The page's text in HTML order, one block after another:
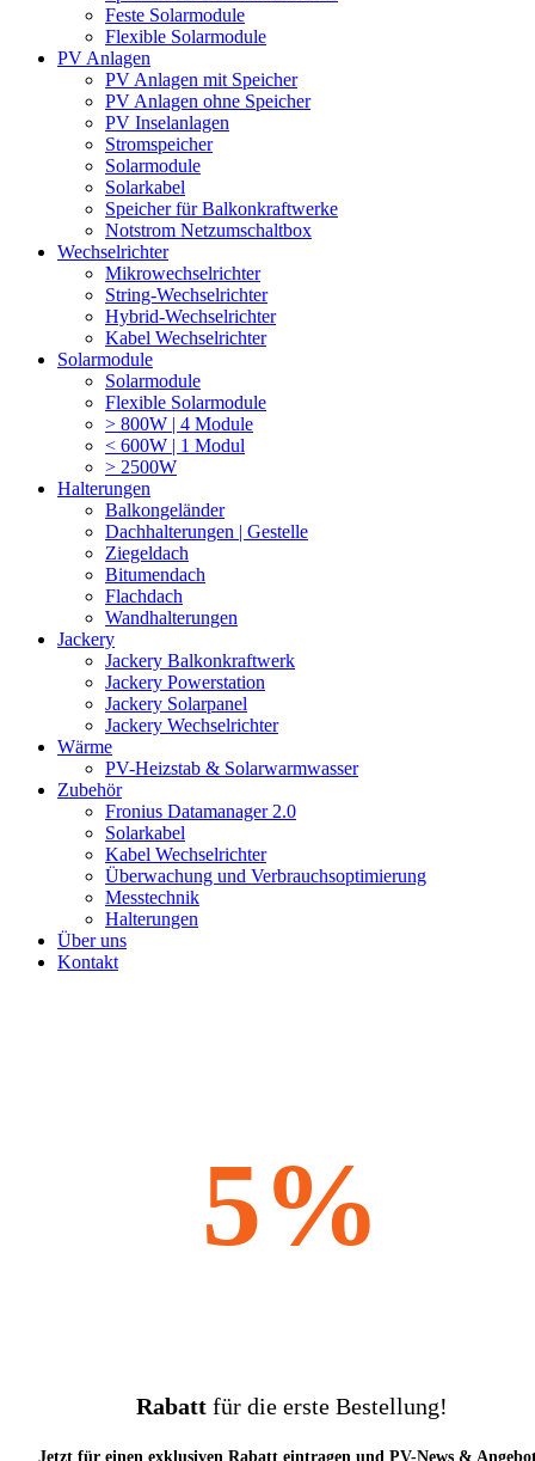
Feste Solarmodule
Flexible Solarmodule
PV Anlagen
PV Anlagen mit Speicher
PV Anlagen ohne Speicher
PV Inselanlagen
Stromspeicher
Solarmodule
Solarkabel
Speicher für Balkonkraftwerke
Notstrom Netzumschaltbox
Wechselrichter
Mikrowechselrichter
String-Wechselrichter
Hybrid-Wechselrichter
Kabel Wechselrichter
Solarmodule
Solarmodule
Flexible Solarmodule
> 800W | 4 Module
< 600W | 1 Modul
> 2500W
Halterungen
Balkongeländer
Dachhalterungen | Gestelle
Ziegeldach
Bitumendach
Flachdach
Wandhalterungen
Jackery
Jackery Balkonkraftwerk
Jackery Powerstation
Jackery Solarpanel
Jackery Wechselrichter
Wärme
PV-Heizstab & Solarwarmwasser
Zubehör
Fronius Datamanager 2.0
Solarkabel
Kabel Wechselrichter
Überwachung und Verbrauchsoptimierung
Messtechnik
Halterungen
Über uns
Kontakt
5%
Rabattfür die erste Bestellung!
Jetzt für einen exklusiven Rabatt eintragen und PV-News &